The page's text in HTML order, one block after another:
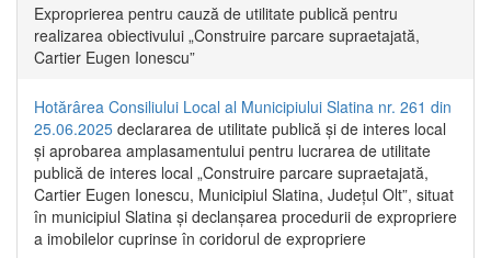
Exproprierea pentru cauză de utilitate publică pentru
realizarea obiectivului „Construire parcare supraetajată,
Cartier Eugen Ionescu”
Hotărârea Consiliului Local al Municipiului Slatina nr. 261 din
25.06.2025 declararea de utilitate publică și de interes local
și aprobarea amplasamentului pentru lucrarea de utilitate
publică de interes local „Construire parcare supraetajată,
Cartier Eugen Ionescu, Municipiul Slatina, Județul Olt”, situat
în municipiul Slatina și declanșarea procedurii de expropriere
a imobilelor cuprinse în coridorul de expropriere